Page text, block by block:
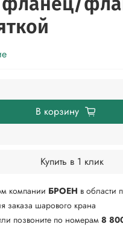
В корзину
Купить в 1 клик
компании БРОЕН в области
шарового крана
позвоните по номерам 8